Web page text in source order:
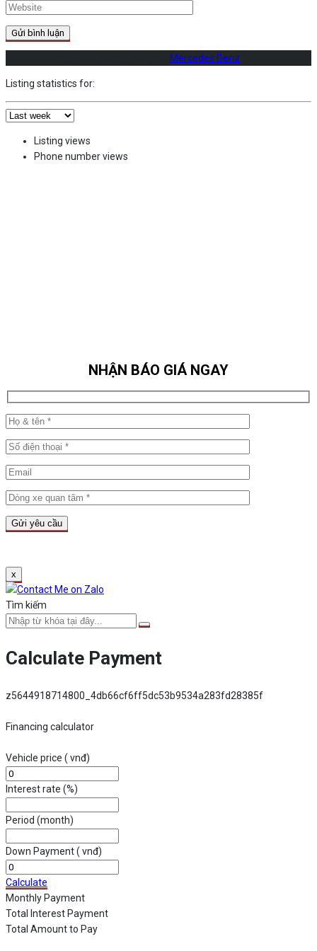
Mercedes Benz
Listing statistics for:
Listing views
Phone number views
NHẬN BÁO GIÁ NGAY
x
Tìm kiếm
Calculate Payment
z5644918714800_4db66cf6ff5dc53b9534a283fd28385f
Financing calculator
Vehicle price ( vnđ)
Interest rate (%)
Period (month)
Down Payment( vnđ)
Calculate
Monthly Payment
Total Interest Payment
Total Amount to Pay